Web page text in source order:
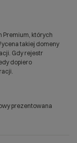
Premium, których
takiej domeny
Gdy rejestr
dopiero
prezentowana